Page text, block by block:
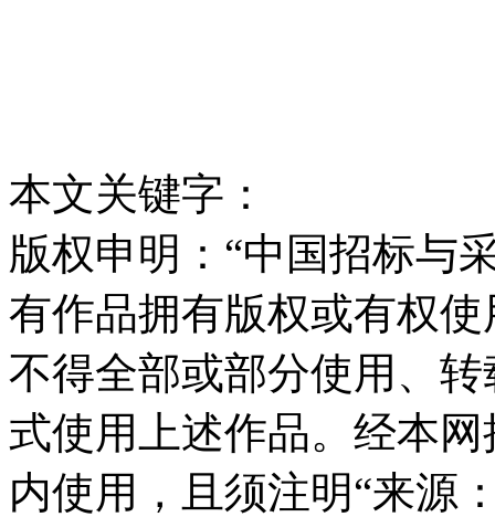
本文关键字：
版权申明：“中国招标与
有作品拥有版权或有权
不得全部或部分使用、
式使用上述作品。经本
内使用，且须注明“来源